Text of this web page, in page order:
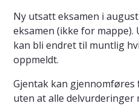
Ny utsatt eksamen i
eksamen (ikke for
kan bli endret til muntlig
oppmeldt.
Gjentak kan
uten at alle delvurderinger